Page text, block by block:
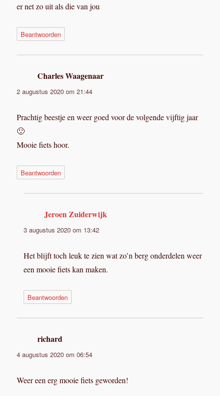
er net zo uit als die van jou
Beantwoorden
Charles Waagenaar
2 augustus 2020 om 21:44
Prachtig beestje en weer goed voor de volgende vijftig jaar
🙂
Mooie fiets hoor.
Beantwoorden
Jeroen Zuiderwijk
3 augustus 2020 om 13:42
Het blijft toch leuk te zien wat zo’n berg onderdelen weer
een mooie fiets kan maken.
Beantwoorden
richard
4 augustus 2020 om 06:54
Weer een erg mooie fiets geworden!